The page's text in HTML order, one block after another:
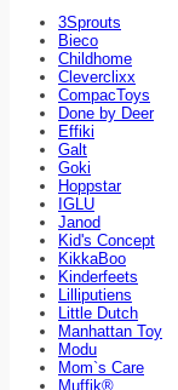
3Sprouts
Bieco
Childhome
Cleverclixx
CompacToys
Done by Deer
Effiki
Galt
Goki
Hoppstar
IGLU
Janod
Kid's Concept
KikkaBoo
Kinderfeets
Lilliputiens
Little Dutch
Manhattan Toy
Modu
Mom`s Care
Muffik®